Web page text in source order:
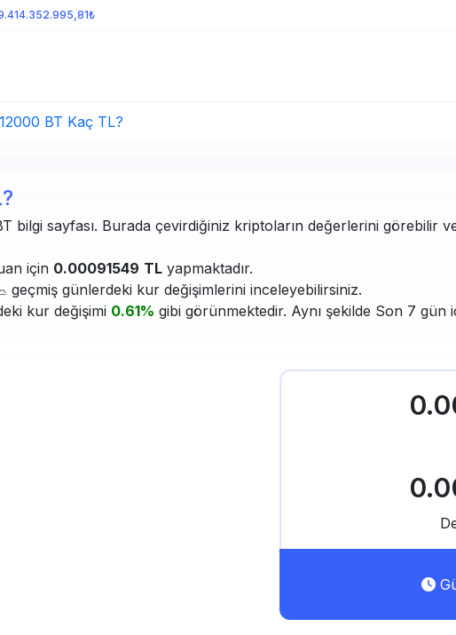
BT Kaç TL?
bilgi sayfası. Burada çevirdiğiniz kriptoların değerlerini görebilir
için 0.00091549 TL yapmaktadır.
geçmiş günlerdeki kur değişimlerini inceleyebilirsiniz.
kur değişimi 0.61% gibi görünmektedir. Aynı şekilde Son 7 gün